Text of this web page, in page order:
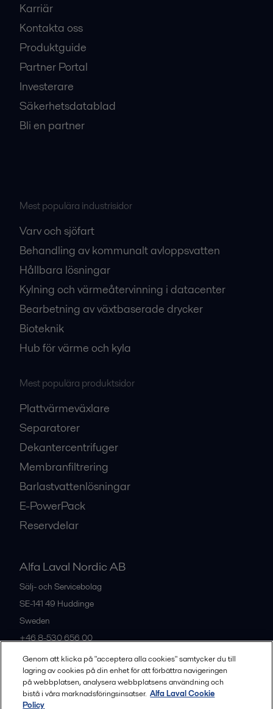
Karriär
Kontakta oss
Produktguide
Partner Portal
Investerare
Säkerhetsdatablad
Bli en partner
Mest populära industrisidor
Varv och sjöfart
Behandling av kommunalt avloppsvatten
Hållbara lösningar
Kylning och värmeåtervinning i datacenter
Bearbetning av växtbaserade drycker
Bioteknik
Hub för värme och kyla
Mest populära produktsidor
Plattvärmeväxlare
Separatorer
Dekantercentrifuger
Membranfiltrering
Barlastvattenlösningar
E-PowerPack
Reservdelar
Alfa Laval Nordic AB
Sälj- och Servicebolag
SE-141 49 Huddinge
Sweden
+46 8-530 656 00
Alla kontor och partners
Genom att klicka på "acceptera alla cookies" samtycker du till
lagring av cookies på din enhet för att förbättra navigeringen
på webbplatsen, analysera webbplatsens användning och
bistå i våra marknadsföringsinsatser. Alfa Laval Cookie
Policy